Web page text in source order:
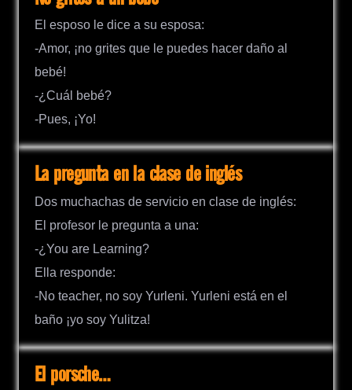
El esposo le dice a su esposa:
-Amor, ¡no grites que le puedes hacer daño al
bebé!
-¿Cuál bebé?
-Pues, ¡Yo!
La pregunta en la clase de inglés
Dos muchachas de servicio en clase de inglés:
El profesor le pregunta a una:
-¿You are Learning?
Ella responde:
-No teacher, no soy Yurleni. Yurleni está en el
baño ¡yo soy Yulitza!
El porsche…